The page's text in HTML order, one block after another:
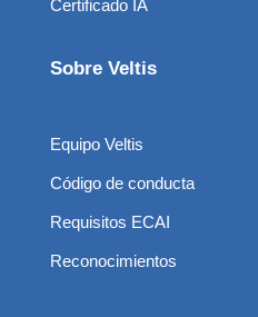
Certificado IA
Sobre Veltis
Equipo Veltis
Código de conducta
Requisitos ECAI
Reconocimientos